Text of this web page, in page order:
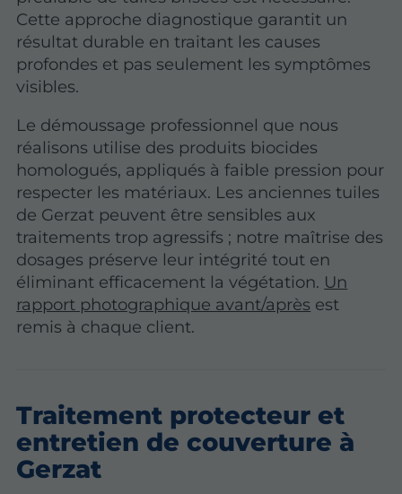
Cette approche diagnostique garantit un
résultat durable en traitant les causes
profondes et pas seulement les symptômes
visibles.
Le démoussage professionnel que nous
réalisons utilise des produits biocides
homologués, appliqués à faible pression pour
respecter les matériaux. Les anciennes tuiles
de Gerzat peuvent être sensibles aux
traitements trop agressifs ; notre maîtrise des
dosages préserve leur intégrité tout en
éliminant efficacement la végétation. Un
rapport photographique avant/après est
remis à chaque client.
Traitement protecteur et
entretien de couverture à
Gerzat